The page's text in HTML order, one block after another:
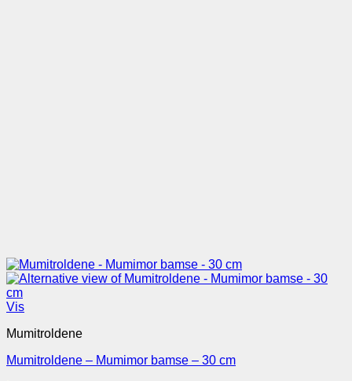
Vis
Mumitroldene
Mumitroldene – Mumimor bamse – 30 cm